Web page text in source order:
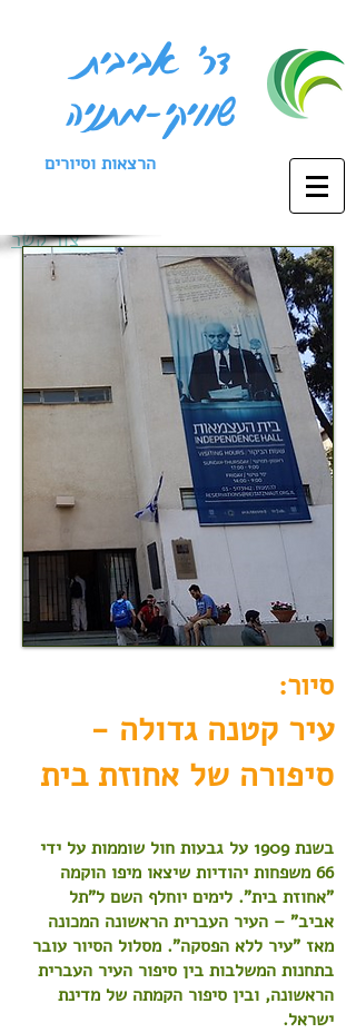
שוויקי-מתניה
הרצאות וסיורים
צור קשר
סיור:
עיר קטנה גדולה -
סיפורה של אחוזת בית
בשנת 1909 על גבעות חול שוממות על ידי
66 משפחות יהודיות שיצאו מיפו הוקמה
"אחוזת בית". לימים יוחלף השם ל"תל
אביב" – העיר העברית הראשונה המכונה
מאז "עיר ללא הפסקה". מסלול הסיור עובר
בתחנות המשלבות בין סיפור העיר העברית
הראשונה, ובין סיפור הקמתה של מדינת
ישראל.